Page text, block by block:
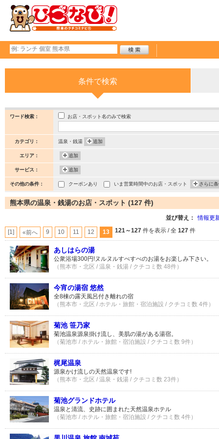
条件で検索
ワード検索： お店・スポット名のみで検索
カテゴリ： 温泉・銭湯 追加
エリア： 追加
サービス： 追加
その他の条件： クーポンあり いま営業時間中のお店・スポット さらに
熊本県の温泉・銭湯のお店・スポット (127 件)
並び替え： 情報更
[1] «前へ 9 10 11 12 13 121～127 件を表示 / 全 127 件
あしはらの湯
公衆浴場300円!ヌルヌルすべすべのお湯をお楽しみ下さい。
（熊本市・北区 / 温泉・銭湯 / クチコミ数 48件）
今宵の湯宿 悠然
全8棟の露天風呂付き離れの宿
（熊本市・北区 / ホテル・旅館・宿泊施設 / クチコミ数 4件）
菊池 笹乃家
菊池温泉源泉掛け流し、美肌の湯がある湯宿。
（菊池市 / ホテル・旅館・宿泊施設 / クチコミ数 9件）
梶尾温泉
源泉かけ流しの天然温泉です!
（熊本市・北区 / 温泉・銭湯 / クチコミ数 23件）
菊池グランドホテル
温泉と清流、史跡に囲まれた天然温泉ホテル
（菊池市 / ホテル・旅館・宿泊施設 / クチコミ数 4件）